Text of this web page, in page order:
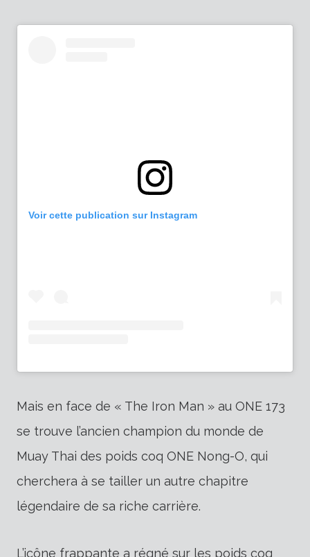
Voir cette publication sur Instagram
Mais en face de « The Iron Man » au ONE 173
se trouve l’ancien champion du monde de
Muay Thai des poids coq ONE Nong-O, qui
cherchera à se tailler un autre chapitre
légendaire de sa riche carrière.
L’icône frappante a régné sur les poids coq